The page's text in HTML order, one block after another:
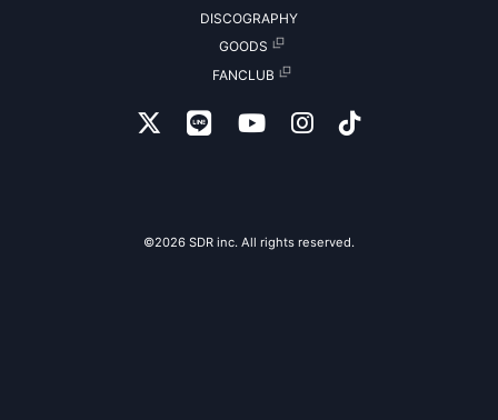
DISCOGRAPHY
GOODS
FANCLUB
©2026 SDR inc. All rights reserved.